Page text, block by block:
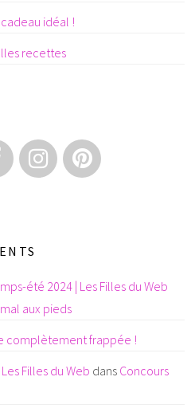
idéal !
recettes
été 2024 | Les Filles du Web
aux pieds
complètement frappée !
Filles du Web dans Concours